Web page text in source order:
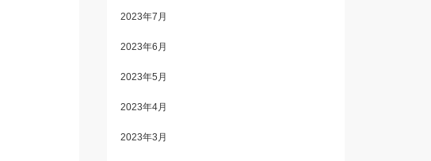
2023年7月
2023年6月
2023年5月
2023年4月
2023年3月